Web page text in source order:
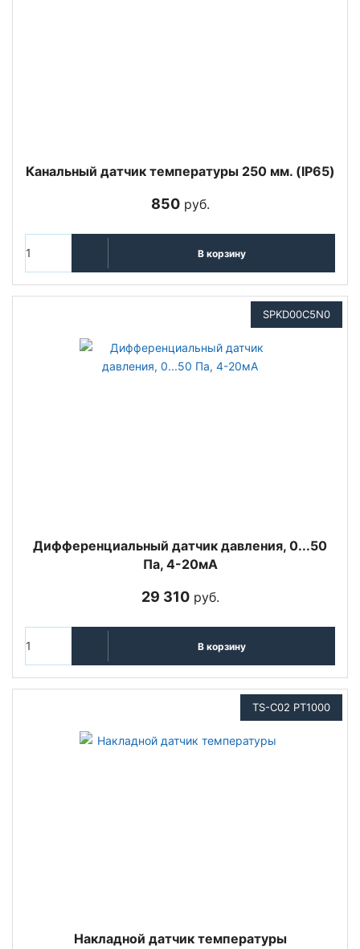
Канальный датчик температуры 250 мм. (IP65)
850руб.
В корзину
SPKD00C5N0
Дифференциальный датчик давления, 0...50
Па, 4-20мА
29 310руб.
В корзину
TS-C02 PT1000
Накладной датчик температуры